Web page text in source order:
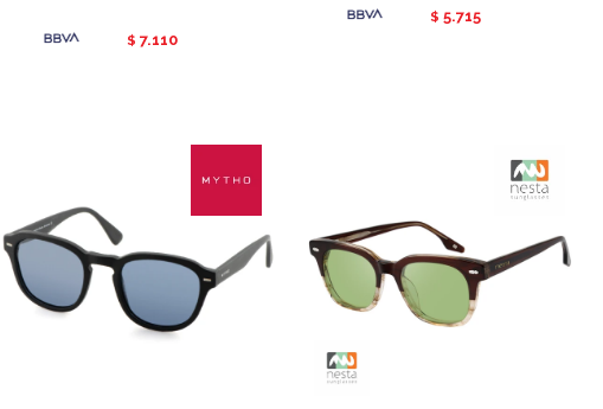
$ 7.110
$ 5.715